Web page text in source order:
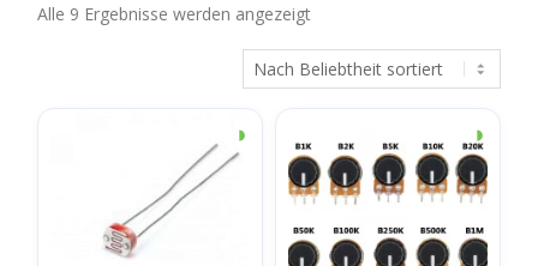
Alle 9 Ergebnisse werden angezeigtNach
Beliebtheit
sortiert
◑ ◑